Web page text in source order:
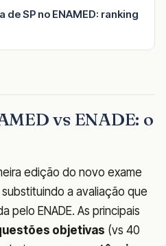
SP no ENAMED: ranking
vs ENADE: o
edição do novo exame
a avaliação que
pelo ENADE. As principais
objetivas (vs 40